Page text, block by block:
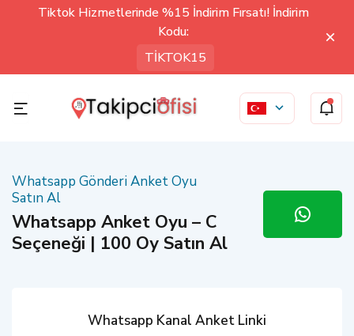
Tiktok Hizmetlerinde %15 İndirim Fırsatı! İndirim
Kodu:
TİKTOK15
Whatsapp Gönderi Anket Oyu
Satın Al
Whatsapp Anket Oyu – C
Seçeneği | 100 Oy Satın Al
Whatsapp Kanal Anket Linki